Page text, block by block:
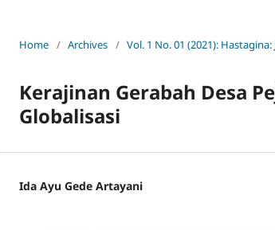
Home / Archives / Vol. 1 No. 01 (2021):
Kerajinan Gerabah Desa
Globalisasi
Ida Ayu Gede Artayani